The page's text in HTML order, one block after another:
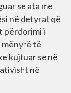
se ata me
në detyrat që
përdorimi i
mënyrë të
kujtuar se në
në